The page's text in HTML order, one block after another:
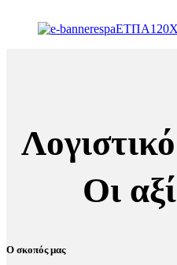
Οι
Ο σκοπός μας